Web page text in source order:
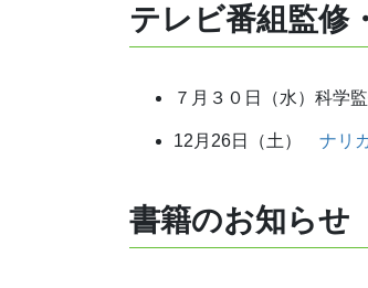
テレビ番組監修
７月３０日（水）科学監
12月26日（土） ナリ
書籍のお知らせ